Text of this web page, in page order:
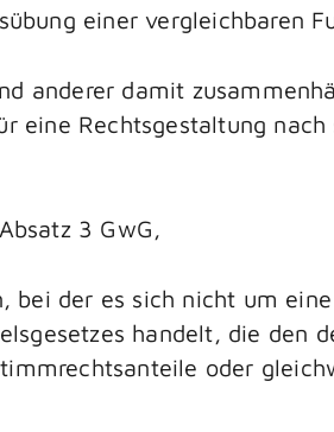
einer vergleichbaren
anderer damit
eine Rechtsgestaltung nach
3 GwG,
bei der es sich nicht um
handelt, die den
oder